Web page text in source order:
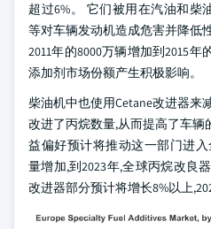
超过6%。 它们被用在汽油和柴
等对车辆发动机造成危害并降低
2011年的8000万辆增加到2015
添加剂市场份额产生积极影响。
柴油机中也使用Cetane改进器来
改进了丙烷数量,从而提高了车辆
益偏好预计将推动这一部门进
量增加,到2023年,全球丙烷改良
改进器部分预计将增长8%以上